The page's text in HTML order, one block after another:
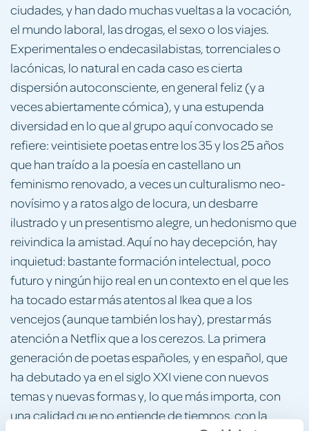
ciudades, y han dado muchas vueltas a la vocación,
el mundo laboral, las drogas, el sexo o los viajes.
Experimentales o endecasilabistas, torrenciales o
lacónicas, lo natural en cada caso es cierta
dispersión autoconsciente, en general feliz (y a
veces abiertamente cómica), y una estupenda
diversidad en lo que al grupo aquí convocado se
refiere: veintisiete poetas entre los 35 y los 25 años
que han traído a la poesía en castellano un
feminismo renovado, a veces un culturalismo neo-
novísimo y a ratos algo de locura, un desbarre
ilustrado y un presentismo alegre, un hedonismo que
reivindica la amistad. Aquí no hay decepción, hay
inquietud: bastante formación intelectual, poco
futuro y ningún hijo real en un contexto en el que les
ha tocado estar más atentos al Ikea que a los
vencejos (aunque también los hay), prestar más
atención a Netflix que a los cerezos. La primera
generación de poetas españoles, y en español, que
ha debutado ya en el siglo XXI viene con nuevos
temas y nuevas formas y, lo que más importa, con
una calidad que no entiende de tiempos, con la